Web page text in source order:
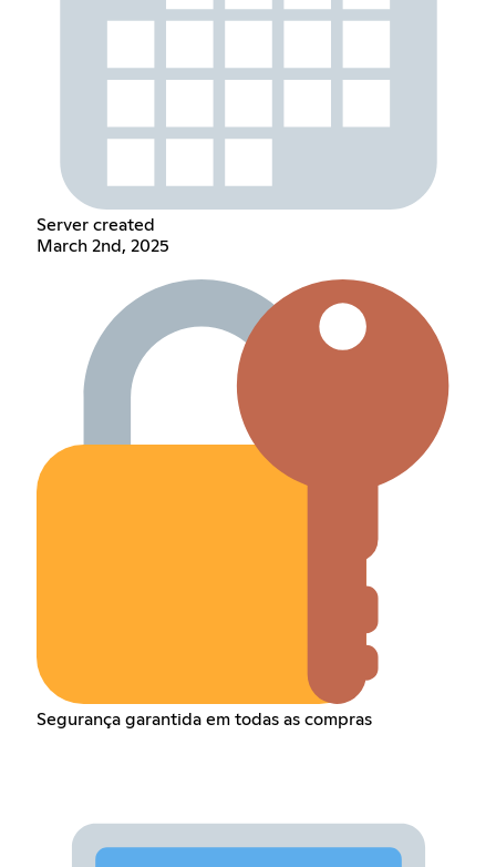
Server created
March 2nd, 2025
Segurança garantida em todas as compras